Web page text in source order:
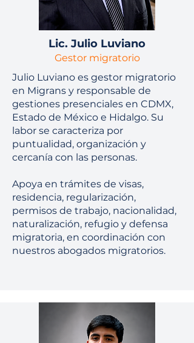
Lic. Julio Luviano
Gestor migratorio
Julio Luviano es gestor migratorio
en Migrans y responsable de
gestiones presenciales en CDMX,
Estado de México e Hidalgo. Su
labor se caracteriza por
puntualidad, organización y
cercanía con las personas.
Apoya en trámites de visas,
residencia, regularización,
permisos de trabajo, nacionalidad,
naturalización, refugio y defensa
migratoria, en coordinación con
nuestros abogados migratorios.